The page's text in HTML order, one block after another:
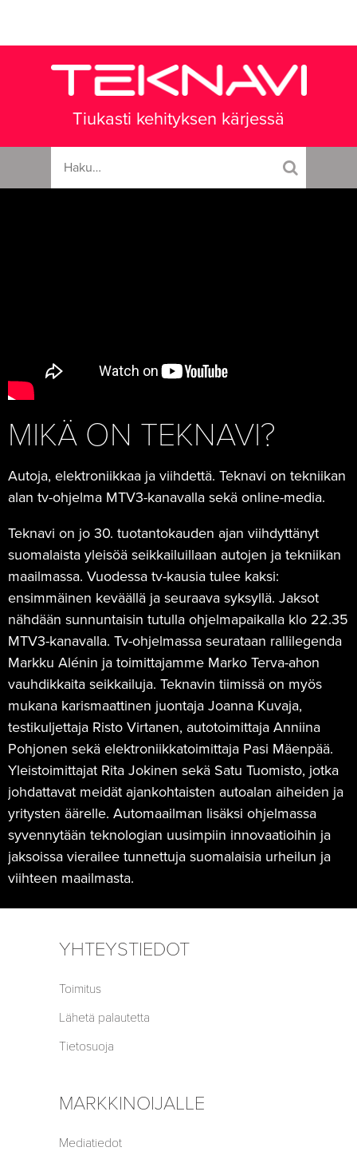
Tiukasti kehityksen kärjessä
MIKÄ ON TEKNAVI?
Autoja, elektroniikkaa ja viihdettä. Teknavi on tekniikan
alan tv-ohjelma MTV3-kanavalla sekä online-media.
Teknavi on jo 30. tuotantokauden ajan viihdyttänyt
suomalaista yleisöä seikkailuillaan autojen ja tekniikan
maailmassa. Vuodessa tv-kausia tulee kaksi:
ensimmäinen keväällä ja seuraava syksyllä. Jaksot
nähdään sunnuntaisin tutulla ohjelmapaikalla klo 22.35
MTV3-kanavalla. Tv-ohjelmassa seurataan rallilegenda
Markku Alénin ja toimittajamme Marko Terva-ahon
vauhdikkaita seikkailuja. Teknavin tiimissä on myös
mukana karismaattinen juontaja Joanna Kuvaja,
testikuljettaja Risto Virtanen, autotoimittaja Anniina
Pohjonen sekä elektroniikkatoimittaja Pasi Mäenpää.
Yleistoimittajat Rita Jokinen sekä Satu Tuomisto, jotka
johdattavat meidät ajankohtaisten autoalan aiheiden ja
yritysten äärelle. Automaailman lisäksi ohjelmassa
syvennytään teknologian uusimpiin innovaatioihin ja
jaksoissa vierailee tunnettuja suomalaisia urheilun ja
viihteen maailmasta.
YHTEYSTIEDOT
Toimitus
Lähetä palautetta
Tietosuoja
MARKKINOIJALLE
Mediatiedot